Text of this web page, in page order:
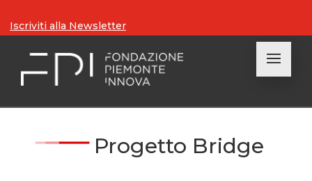
Iscriviti alla Newsletter
Progetto Bridge